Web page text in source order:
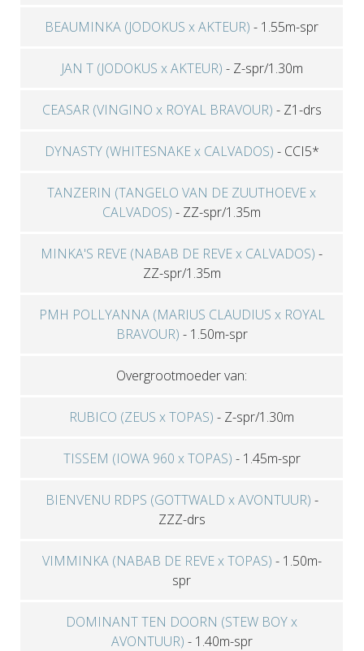
BEAUMINKA (JODOKUS x AKTEUR) - 1.55m-spr
JAN T (JODOKUS x AKTEUR) - Z-spr/1.30m
CEASAR (VINGINO x ROYAL BRAVOUR) - Z1-drs
DYNASTY (WHITESNAKE x CALVADOS) - CCI5*
TANZERIN (TANGELO VAN DE ZUUTHOEVE x
CALVADOS) - ZZ-spr/1.35m
MINKA'S REVE (NABAB DE REVE x CALVADOS) -
ZZ-spr/1.35m
PMH POLLYANNA (MARIUS CLAUDIUS x ROYAL
BRAVOUR) - 1.50m-spr
Overgrootmoeder van:
RUBICO (ZEUS x TOPAS) - Z-spr/1.30m
TISSEM (IOWA 960 x TOPAS) - 1.45m-spr
BIENVENU RDPS (GOTTWALD x AVONTUUR) -
ZZZ-drs
VIMMINKA (NABAB DE REVE x TOPAS) - 1.50m-
spr
DOMINANT TEN DOORN (STEW BOY x
AVONTUUR) - 1.40m-spr